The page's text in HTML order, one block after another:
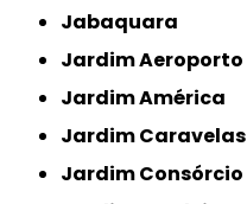
Jabaquara
Jardim Aeroporto
Jardim América
Jardim Caravelas
Jardim Consórcio